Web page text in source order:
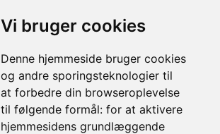
Vi bruger cookies
Denne hjemmeside bruger cookies
og andre sporingsteknologier til
at forbedre din browseroplevelse
til følgende formål: for at aktivere
hjemmesidens grundlæggende